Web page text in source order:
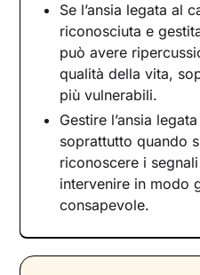
Se l’ansia legata al
riconosciuta e
può avere
qualità della vita,
più vulnerabili.
Gestire l’ansia
soprattutto quando
riconoscere i
intervenire in modo
consapevole.